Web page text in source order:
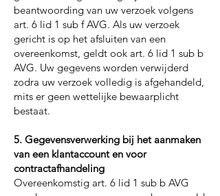
beantwoording van uw verzoek volgens
art. 6 lid 1 sub f AVG. Als uw verzoek
gericht is op het afsluiten van een
overeenkomst, geldt ook art. 6 lid 1 sub b
AVG. Uw gegevens worden verwijderd
zodra uw verzoek volledig is afgehandeld,
mits er geen wettelijke bewaarplicht
bestaat.
5. Gegevensverwerking bij het aanmaken
van een klantaccount en voor
contractafhandeling
Overeenkomstig art. 6 lid 1 sub b AVG